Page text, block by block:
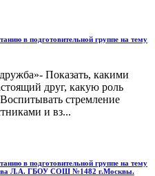
в подготовительной группе на тему
Показать, какими
друг, какую роль
стремление
и вз...
в подготовительной группе на тему
Л.А. ГБОУ СОШ №1482 г.Москвы.